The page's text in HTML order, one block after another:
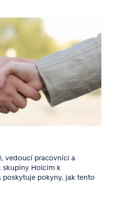
vedoucí pracovníci a
skupiny Holcim k
pokyny, jak tento